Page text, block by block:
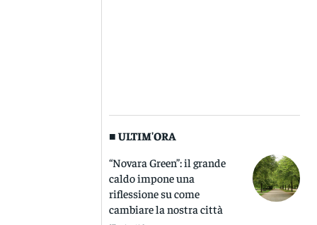
■ ULTIM'ORA
“Novara Green”: il grande
caldo impone una
riflessione su come
cambiare la nostra città